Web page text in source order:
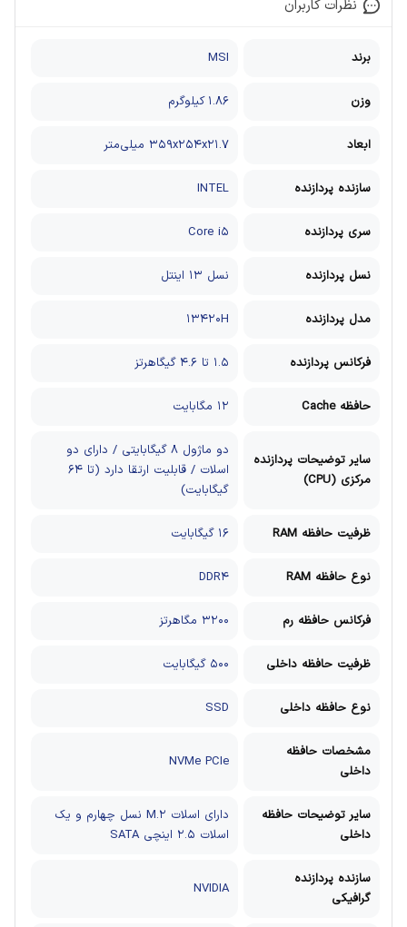
نظرات کاربران
برند MSI
وزن ۱.۸۶ کیلوگرم
ابعاد ۳۵۹x۲۵۴x۲۱.۷ میلی‌متر
سازنده پردازنده INTEL
سری پردازنده Core i۵
نسل پردازنده نسل ۱۳ اینتل
مدل پردازنده ۱۳۴۲۰H
فرکانس پردازنده ۱.۵ تا ۴.۶ گیگاهرتز
حافظه Cache ۱۲ مگابایت
سایر توضیحات پردازنده
مرکزی (CPU)
دو ماژول ۸ گیگابایتی / دارای دو
اسلات / قابلیت ارتقا دارد (تا ۶۴
گیگابایت)
ظرفیت حافظه RAM ۱۶ گیگابایت
نوع حافظه RAM DDR۴
فرکانس حافظه رم ۳۲۰۰ مگاهرتز
ظرفیت حافظه داخلی ۵۰۰ گیگابایت
نوع حافظه داخلی SSD
مشخصات حافظه
داخلی
NVMe PCIe
سایر توضیحات حافظه
داخلی
دارای اسلات M.۲ نسل چهارم و یک
اسلات ۲.۵ اینچی SATA
سازنده پردازنده
گرافیکی
NVIDIA